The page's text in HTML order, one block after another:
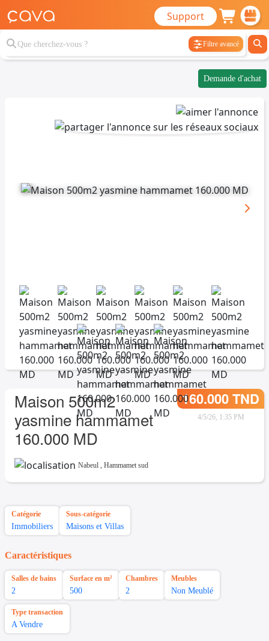
Support
Filtre avancé
Demande d'achat
Maison 500m2
yasmine hammamet
160.000 MD
160.000 TND
4/5/26, 1:35 PM
Nabeul , Hammamet sud
Catégorie
Immobiliers
Sous-catégorie
Maisons et Villas
Caractéristiques
Salles de bains
2
Surface en m²
500
Chambres
2
Meubles
Non Meublé
Type transaction
A Vendre